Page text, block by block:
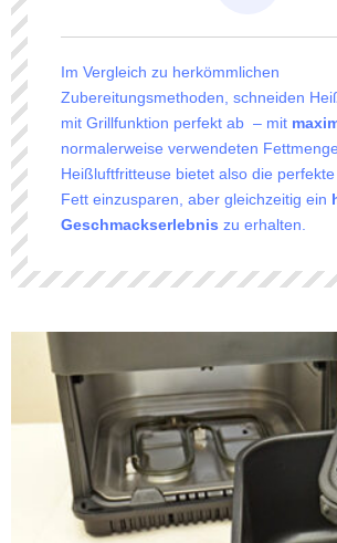
Im Vergleich zu herkömmlichen
Zubereitungsmethoden, schneiden
mit Grillfunktion perfekt ab – mit
normalerweise verwendeten
Heißluftfritteuse bietet also die
Fett einzusparen, aber gleichzeitig ein
Geschmackserlebnis zu erhalten.